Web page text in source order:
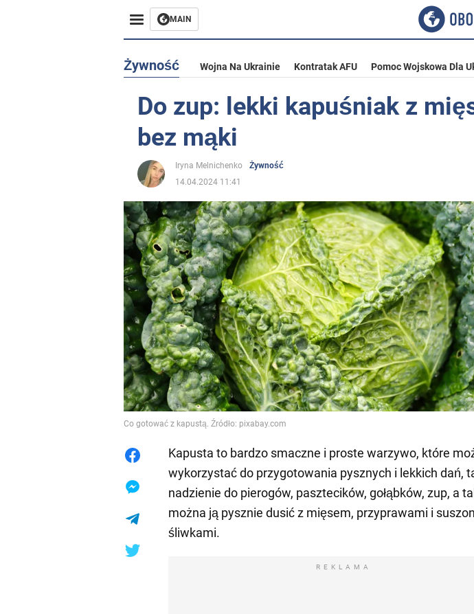
MAIN
Żywność Wojna Na Ukrainie Kontratak AFU Pomoc Wojskowa Dla
Do zup: lekki kapuśniak z
bez mąki
Iryna Melnichenko
Żywność
14.04.2024 11:41
Co gotować z kapustą. Źródło: pixabay.com
Kapusta to bardzo smaczne i proste warzywo, które
wykorzystać do przygotowania pysznych i lekkich dań,
nadzienie do pierogów, pasztecików, gołąbków, zup, a
można ją pysznie dusić z mięsem, przyprawami i
śliwkami.
REKLAMA